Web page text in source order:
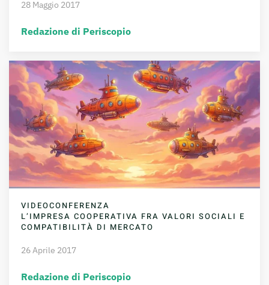
28 Maggio 2017
Redazione di Periscopio
VIDEOCONFERENZA
L’IMPRESA COOPERATIVA FRA VALORI SOCIALI E
COMPATIBILITÀ DI MERCATO
26 Aprile 2017
Redazione di Periscopio